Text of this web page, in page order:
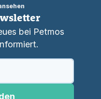
bei Petmos